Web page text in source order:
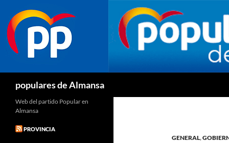
populares de Almansa
GENERAL,
Web del partido Popular en
Almansa
PROVINCIA